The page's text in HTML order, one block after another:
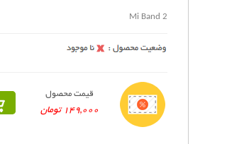
Mi Band 2
قیمت محصول
149,000 تومان